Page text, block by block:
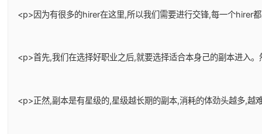
<p>因为有很多的hirer在这里,所以我们需要进行交锋,每一个hirer
<p>首先,我们在选择好职业之后,就要选择适合本身己的副本进入
<p>正然,副本是有星级的,星级越长期的副本,消耗的体劲头越多,